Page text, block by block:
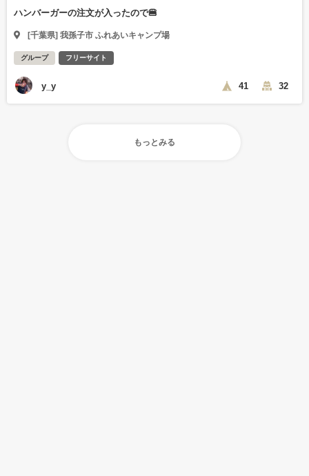
ハンバーガーの注文が入ったので🍔
[千葉県] 我孫子市 ふれあいキャンプ場
グループ フリーサイト
y_y 41 32
もっとみる